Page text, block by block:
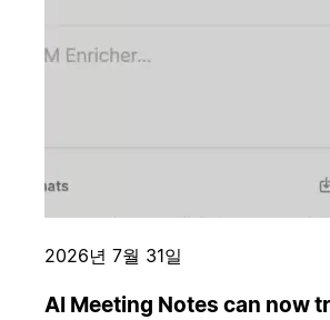
2026년 7월 31일
AI Meeting Notes can now